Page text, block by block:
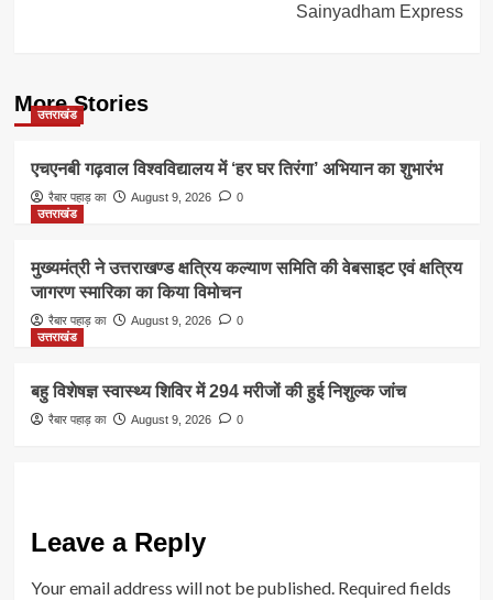
Sainyadham Express
More Stories
उत्तराखंड
एचएनबी गढ़वाल विश्वविद्यालय में ‘हर घर तिरंगा’ अभियान का शुभारंभ
रैबार पहाड़ का August 9, 2026
0
उत्तराखंड
मुख्यमंत्री ने उत्तराखण्ड क्षत्रिय कल्याण समिति की वेबसाइट एवं क्षत्रिय
जागरण स्मारिका का किया विमोचन
रैबार पहाड़ का August 9, 2026
0
उत्तराखंड
बहु विशेषज्ञ स्वास्थ्य शिविर में 294 मरीजों की हुई निशुल्क जांच
रैबार पहाड़ का August 9, 2026 0
Leave a Reply
Your email address will not be published. Required fields